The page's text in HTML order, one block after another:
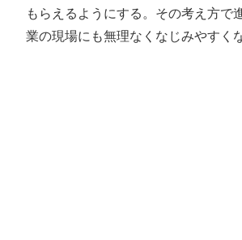
もらえるようにする。その考え方で
業の現場にも無理なくなじみやすく